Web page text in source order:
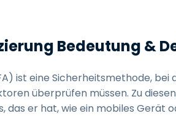
Bedeutung &
ist eine Sicherheitsmethode,
überprüfen müssen. Zu
das er hat, wie ein mobiles Gerät